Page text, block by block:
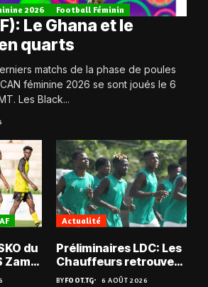
2026 Football Féminin
Le Ghana et le
quarts
matchs de la phase de poules
féminine 2026 se sont joués le 6
Les Black...
du
Zam
Actualité
Préliminaires LDC: Les
Chauffeurs retrouvent
les Mimos
BYFOOT.TG 6 AOÛT 2026